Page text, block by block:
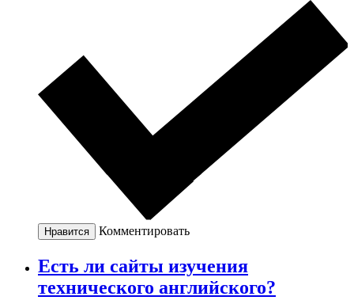
Нравится Комментировать
Есть ли сайты изучения
технического английского?